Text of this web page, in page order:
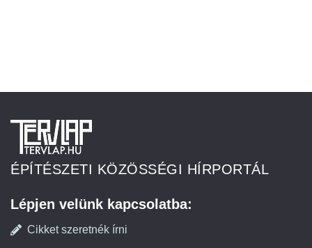
ÉPÍTÉSZETI KÖZÖSSÉGI HÍRPORTÁL
Lépjen velünk kapcsolatba:
Cikket szeretnék írni